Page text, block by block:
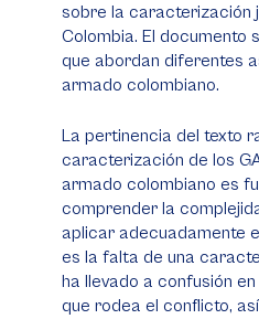
sobre la caracterización
Colombia. El documento
que abordan diferentes
armado colombiano.
La pertinencia del texto
caracterización de los
armado colombiano es
comprender la
aplicar adecuadamente
es la falta de una
ha llevado a confusión
que rodea el conflicto,